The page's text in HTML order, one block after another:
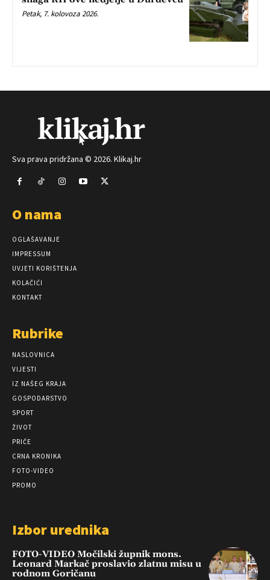
Petak, 7. kolovoza 2026.
Sva prava pridržana © 2026. Klikaj.hr
O nama
OGLAŠAVANJE
IMPRESSUM
UVJETI KORIŠTENJA
KOLAČIĆI
KONTAKT
Rubrike
NASLOVNICA
VIJESTI
IZ NAŠEG KRAJA
GOSPODARSTVO
SPORT
ŽIVOT
PRIČE
CRNA KRONIKA
FOTO-VIDEO
PROMO
Izbor urednika
FOTO-VIDEO Močilski župnik mons.
Leonard Markač proslavio zlatnu misu u
rodnom Goričanu